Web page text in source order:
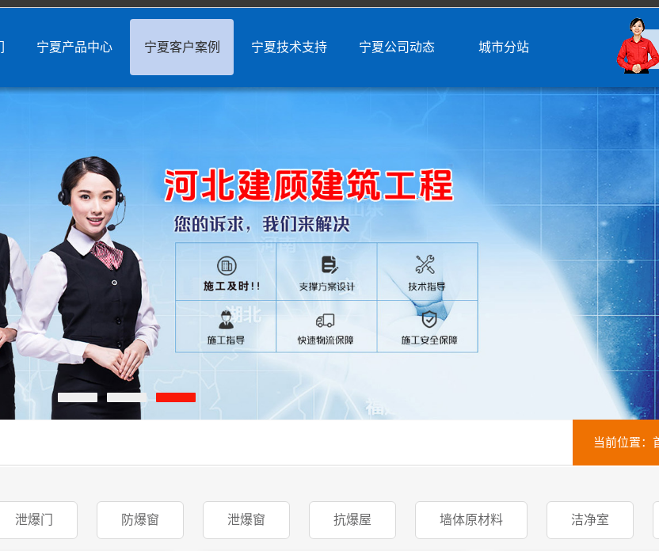
宁夏产品中心 宁夏客户案例 宁夏技术支持 宁夏公司动态 城市分站
当前位置：
泄爆门 防爆窗 泄爆窗 抗爆屋 墙体原材料 洁净室